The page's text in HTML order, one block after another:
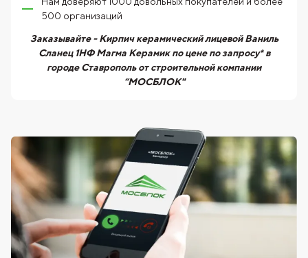
500 организаций
Заказывайте - Кирпич керамический лицевой Ваниль
Сланец 1НФ Магма Керамик по цене по запросу* в
городе Ставрополь от строительной компании
“МОСБЛОК"